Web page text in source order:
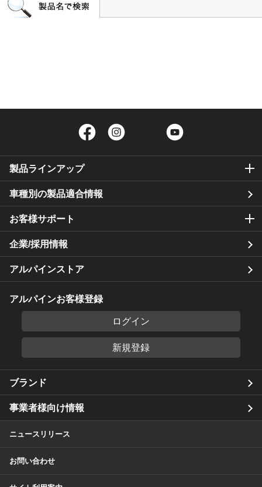
Facebook Twitter
製品ラインアップ
車種別の製品適合情報
お客様サポート
企業/採用情報
アルパインストア
アルパインお客様登録
ログイン
新規登録
ブランド
事業者様向け情報
ニュースリリース
お問い合わせ